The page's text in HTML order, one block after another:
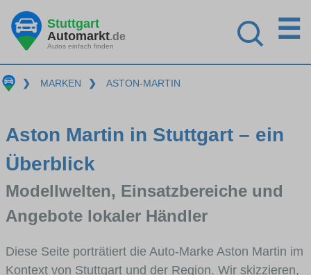
Stuttgart
Automarkt.de
Autos einfach finden
☰
❯ MARKEN ❯ ASTON-MARTIN
Aston Martin in Stuttgart – ein
Überblick
Modellwelten, Einsatzbereiche und
Angebote lokaler Händler
Diese Seite porträtiert die Auto-Marke Aston Martin im
Kontext von Stuttgart und der Region. Wir skizzieren,